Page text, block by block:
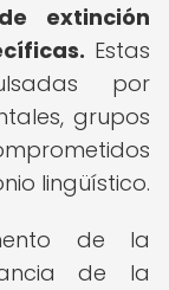
extinción
Estas
por
grupos
lingüístico.
de la
de la